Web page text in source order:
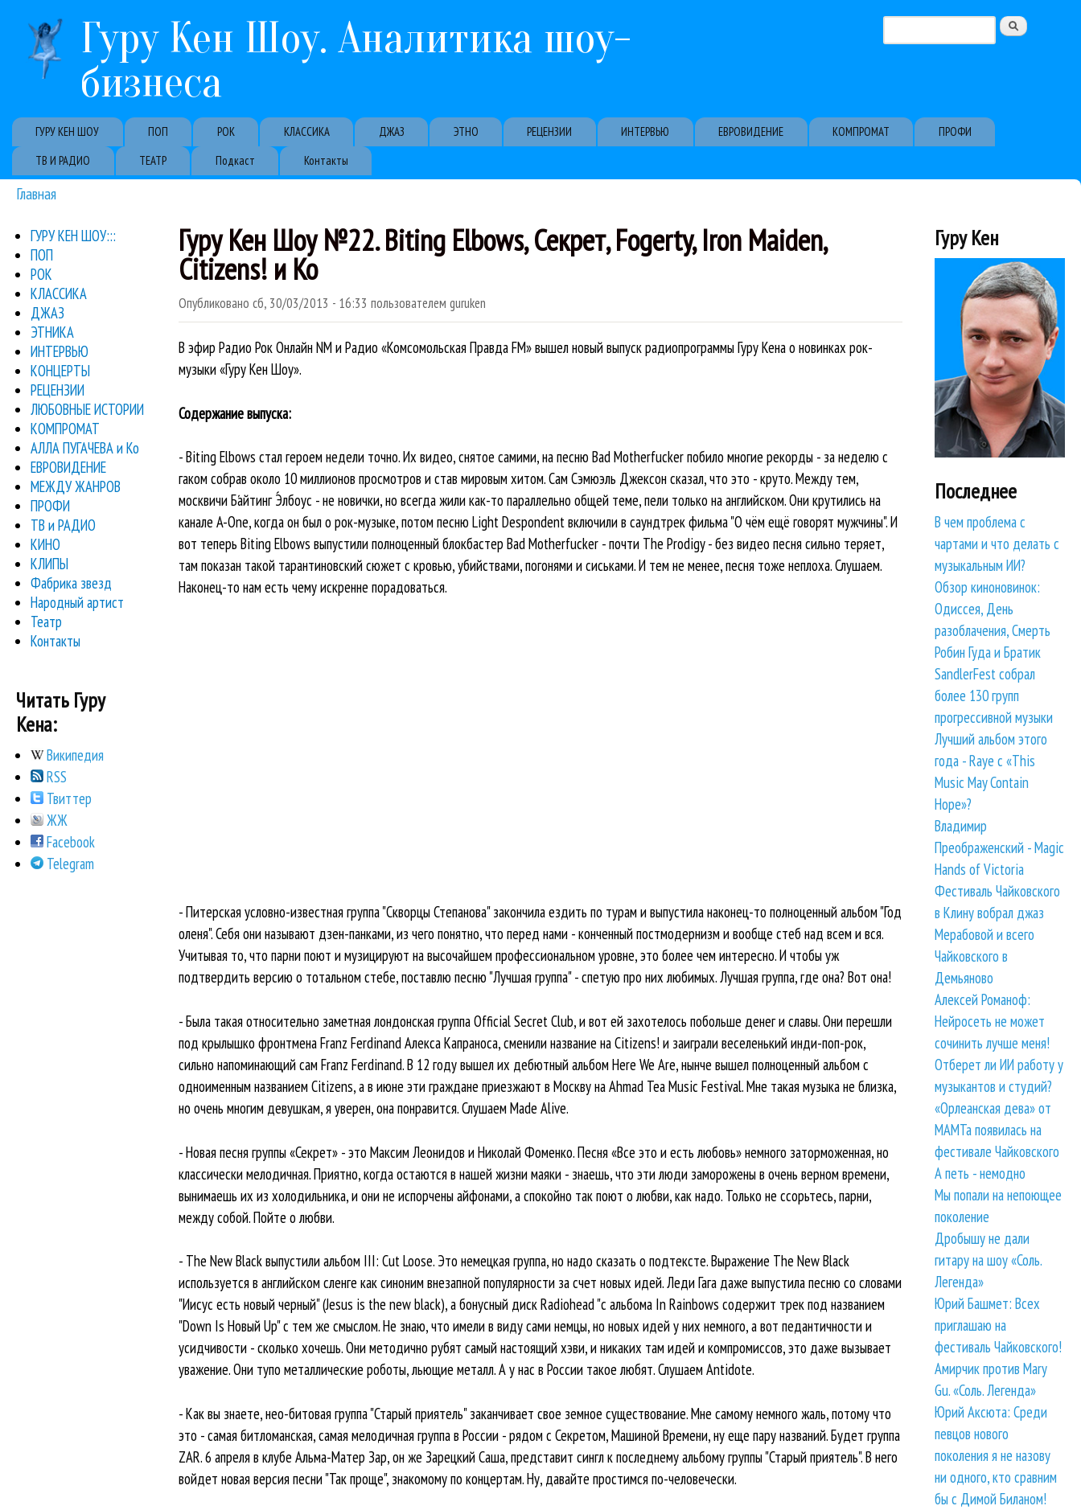
Гуру Кен Шоу. Аналитика шоу-
бизнеса
Форма поиска
Primary links
ГУРУ КЕН ШОУ ПОП РОК КЛАССИКА ДЖАЗ ЭТНО РЕЦЕНЗИИ ИНТЕРВЬЮ ЕВРОВИДЕНИЕ КОМПРОМАТ
ПРОФИ
ТВ И РАДИО
ТЕАТР Подкаст Контакты
Вы здесь
Главная
Гуру Кен Шоу №22. Biting Elbows, Секрет, Fogerty, Iron Maiden,
Citizens! и Ко
Опубликовано сб, 30/03/2013 - 16:33 пользователем guruken
В эфир Радио Рок Онлайн NM и Радио «Комсомольская Правда FM» вышел новый выпуск радиопрограммы Гуру Кена о новинках рок-
музыки «Гуру Кен Шоу».
Содержание выпуска:
- Biting Elbows стал героем недели точно. Их видео, снятое самими, на песню Bad Motherfucker побило многие рекорды - за неделю с
гаком собрав около 10 миллионов просмотров и став мировым хитом. Сам Сэмюэль Джексон сказал, что это - круто. Между тем,
москвичи Ба́йтинг Э́лбоус - не новички, но всегда жили как-то параллельно общей теме, пели только на английском. Они крутились на
канале A-One, когда он был о рок-музыке, потом песню Light Despondent включили в саундтрек фильма "О чём ещё говорят мужчины". И
вот теперь Biting Elbows выпустили полноценный блокбастер Bad Motherfucker - почти The Prodigy - без видео песня сильно теряет,
там показан такой тарантиновский сюжет с кровью, убийствами, погонями и сиськами. И тем не менее, песня тоже неплоха. Слушаем.
Наконец-то нам есть чему искренне порадоваться.
- Питерская условно-известная группа "Скворцы Степанова" закончила ездить по турам и выпустила наконец-то полноценный альбом "Год
оленя". Себя они называют дзен-панками, из чего понятно, что перед нами - конченный постмодернизм и вообще стеб над всем и вся.
Учитывая то, что парни поют и музицируют на высочайшем профессиональном уровне, это более чем интересно. И чтобы уж
подтвердить версию о тотальном стебе, поставлю песню "Лучшая группа" - спетую про них любимых. Лучшая группа, где она? Вот она!
- Была такая относительно заметная лондонская группа Official Secret Club, и вот ей захотелось побольше денег и славы. Они перешли
под крылышко фронтмена Franz Ferdinand Алекса Капраноса, сменили название на Citizens! и заиграли веселенький инди-поп-рок,
сильно напоминающий сам Franz Ferdinand. В 12 году вышел их дебютный альбом Here We Are, нынче вышел полноценный альбом с
одноименным названием Citizens, а в июне эти граждане приезжают в Москву на Ahmad Tea Music Festival. Мне такая музыка не близка,
но очень многим девушкам, я уверен, она понравится. Слушаем Made Alive.
- Новая песня группы «Секрет» - это Максим Леонидов и Николай Фоменко. Песня «Все это и есть любовь» немного заторможенная, но
классически мелодичная. Приятно, когда остаются в нашей жизни маяки - знаешь, что эти люди заморожены в очень верном времени,
вынимаешь их из холодильника, и они не испорчены айфонами, а спокойно так поют о любви, как надо. Только не ссорьтесь, парни,
между собой. Пойте о любви.
- The New Black выпустили альбом III: Cut Loose. Это немецкая группа, но надо сказать о подтексте. Выражение The New Black
используется в английском сленге как синоним внезапной популярности за счет новых идей. Леди Гага даже выпустила песню со словами
"Иисус есть новый черный" (Jesus is the new black), а бонусный диск Radiohead "с альбома In Rainbows содержит трек под названием
"Down Is Новый Up" с тем же смыслом. Не знаю, что имели в виду сами немцы, но новых идей у них немного, а вот педантичности и
усидчивости - сколько хочешь. Они методично рубят самый настоящий хэви, и никаких там идей и компромиссов, это даже вызывает
уважение. Они тупо металлические роботы, льющие металл. А у нас в России такое любят. Слушаем Antidote.
- Как вы знаете, нео-битовая группа "Старый приятель" заканчивает свое земное существование. Мне самому немного жаль, потому что
это - самая битломанская, самая мелодичная группа в России - рядом с Секретом, Машиной Времени, ну еще пару названий. Будет группа
ZAR. 6 апреля в клубе Альма-Матер Зар, он же Зарецкий Саша, представит сингл к последнему альбому группы "Старый приятель". В него
войдет новая версия песни "Так проще", знакомому по концертам. Ну, давайте простимся по-человечески.
ГУРУ КЕН ШОУ:::
ПОП
РОК
КЛАССИКА
ДЖАЗ
ЭТНИКА
ИНТЕРВЬЮ
КОНЦЕРТЫ
РЕЦЕНЗИИ
ЛЮБОВНЫЕ ИСТОРИИ
КОМПРОМАТ
АЛЛА ПУГАЧЕВА и Ко
ЕВРОВИДЕНИЕ
МЕЖДУ ЖАНРОВ
ПРОФИ
ТВ и РАДИО
КИНО
КЛИПЫ
Фабрика звезд
Народный артист
Театр
Контакты
Читать Гуру
Кена:
Википедия
RSS
Твиттер
ЖЖ
Facebook
Telegram
Гуру Кен
Последнее
В чем проблема с
чартами и что делать с
музыкальным ИИ?
Обзор киноновинок:
Одиссея, День
разоблачения, Смерть
Робин Гуда и Братик
SandlerFest собрал
более 130 групп
прогрессивной музыки
Лучший альбом этого
года - Raye с «This
Music May Contain
Hope»?
Владимир
Преображенский - Magic
Hands of Victoria
Фестиваль Чайковского
в Клину вобрал джаз
Мерабовой и всего
Чайковского в
Демьяново
Алексей Романоф:
Нейросеть не может
сочинить лучше меня!
Отберет ли ИИ работу у
музыкантов и студий?
«Орлеанская дева» от
МАМТа появилась на
фестивале Чайковского
А петь - немодно
Мы попали на непоющее
поколение
Дробышу не дали
гитару на шоу «Соль.
Легенда»
Юрий Башмет: Всех
приглашаю на
фестиваль Чайковского!
Амирчик против Mary
Gu. «Соль. Легенда»
Юрий Аксюта: Среди
певцов нового
поколения я не назову
ни одного, кто сравним
бы с Димой Биланом!